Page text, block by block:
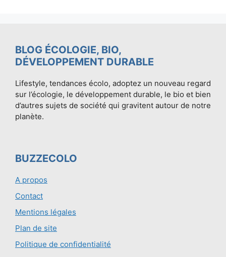
BLOG ÉCOLOGIE, BIO,
DÉVELOPPEMENT DURABLE
Lifestyle, tendances écolo, adoptez un nouveau regard
sur l’écologie, le développement durable, le bio et bien
d’autres sujets de société qui gravitent autour de notre
planète.
BUZZECOLO
A propos
Contact
Mentions légales
Plan de site
Politique de confidentialité